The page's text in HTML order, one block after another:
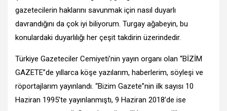
gazetecilerin haklarını savunmak için nasıl duyarlı
davrandığını da çok iyi biliyorum. Turgay ağabeyin, bu
konulardaki duyarlılığı her çeşit takdirin üzerindedir.
Türkiye Gazeteciler Cemiyeti’nin yayın organı olan “BİZİM
GAZETE”de yıllarca köşe yazılarım, haberlerim, söyleşi ve
röportajlarım yayınlandı. “Bizim Gazete”nin ilk sayısı 10
Haziran 1995’te yayınlanmıştı, 9 Haziran 2018’de ise